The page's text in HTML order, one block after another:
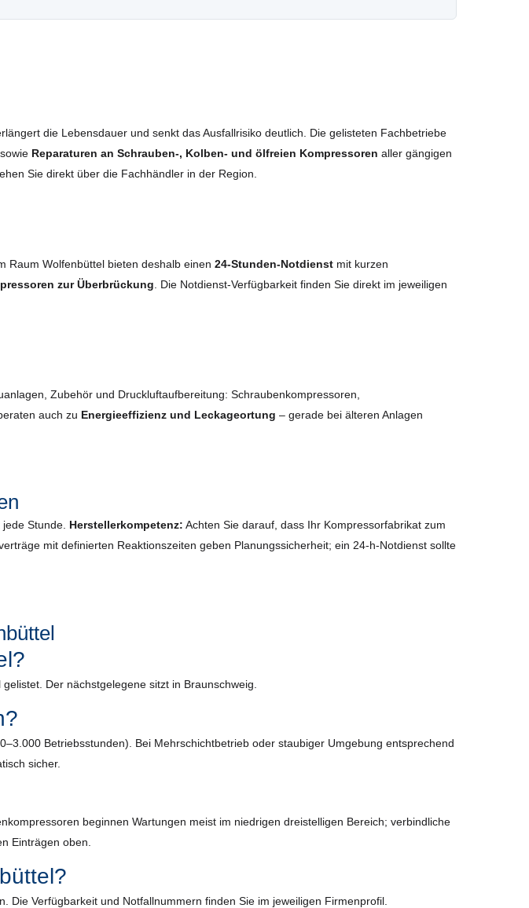
die Lebensdauer und senkt das Ausfallrisiko deutlich. Die gelisteten Fachbetriebe
Reparaturen an Schrauben-, Kolben- und ölfreien Kompressoren aller gängigen
Sie direkt über die Fachhändler in der Region.
Raum Wolfenbüttel bieten deshalb einen 24-Stunden-Notdienst mit kurzen
zur Überbrückung . Die Notdienst-Verfügbarkeit finden Sie direkt im jeweiligen
Zubehör und Druckluftaufbereitung: Schraubenkompressoren,
auch zu Energieeffizienz und Leckageortung – gerade bei älteren Anlagen
Stunde. Herstellerkompetenz: Achten Sie darauf, dass Ihr Kompressorfabrikat zum
mit definierten Reaktionszeiten geben Planungssicherheit; ein 24-h-Notdienst sollte
Der nächstgelegene sitzt in Braunschweig.
Betriebsstunden). Bei Mehrschichtbetrieb oder staubiger Umgebung entsprechend
sicher.
beginnen Wartungen meist im niedrigen dreistelligen Bereich; verbindliche
Einträgen oben.
Verfügbarkeit und Notfallnummern finden Sie im jeweiligen Firmenprofil.